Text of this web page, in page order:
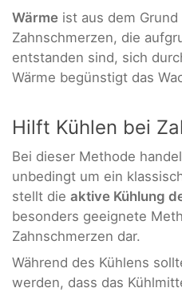
Wärme ist aus dem
Zahnschmerzen, die
entstanden sind, sich
Wärme begünstigt das
Hilft Kühlen bei
Bei dieser Methode
unbedingt um ein
stellt die aktive Kühlung
besonders geeignete
Zahnschmerzen dar.
Während des Kühlens
werden, dass das